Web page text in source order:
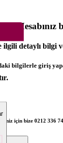
detaylı bilgi
bilgilerle giriş
için bize 0212 336